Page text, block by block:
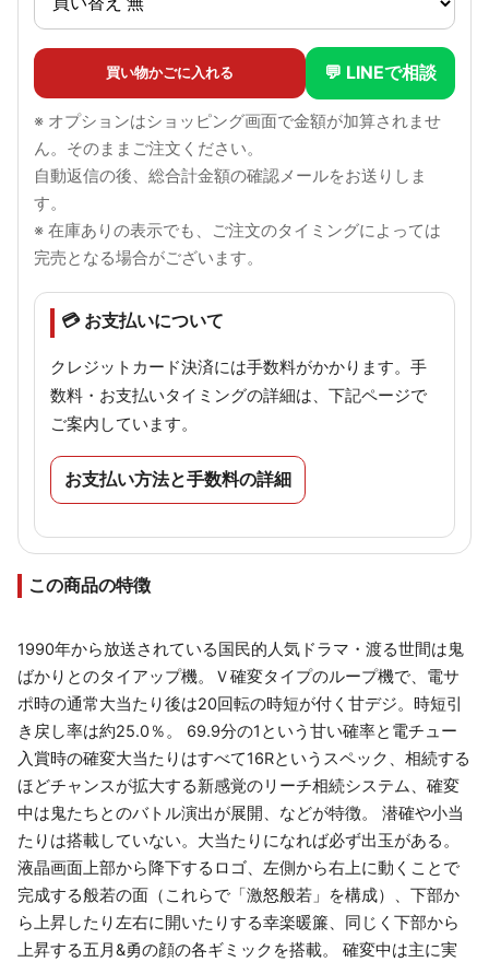
買い物かごに入れる 💬 LINEで相談
※ オプションはショッピング画面で金額が加算されませ
ん。そのままご注文ください。
自動返信の後、総合計金額の確認メールをお送りしま
す。
※ 在庫ありの表示でも、ご注文のタイミングによっては
完売となる場合がございます。
💳 お支払いについて
クレジットカード決済には手数料がかかります。手
数料・お支払いタイミングの詳細は、下記ページで
ご案内しています。
お支払い方法と手数料の詳細
この商品の特徴
1990年から放送されている国民的人気ドラマ・渡る世間は鬼
ばかりとのタイアップ機。Ｖ確変タイプのループ機で、電サ
ポ時の通常大当たり後は20回転の時短が付く甘デジ。時短引
き戻し率は約25.0％。 69.9分の1という甘い確率と電チュー
入賞時の確変大当たりはすべて16Rというスペック、相続する
ほどチャンスが拡大する新感覚のリーチ相続システム、確変
中は鬼たちとのバトル演出が展開、などが特徴。 潜確や小当
たりは搭載していない。大当たりになれば必ず出玉がある。
液晶画面上部から降下するロゴ、左側から右上に動くことで
完成する般若の面（これらで「激怒般若」を構成）、下部か
ら上昇したり左右に開いたりする幸楽暖簾、同じく下部から
上昇する五月&勇の顔の各ギミックを搭載。 確変中は主に実